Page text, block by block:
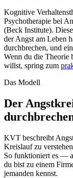
Kognitive
Psychotherapie bei
(Beck Institute).
der Angst am Leben
durchbrechen, und
Wenn du die Theorie
willst, spring zum
Das Modell
Der
KVT beschreibt
Kreislauf zu
So funktioniert es —
du bist zu einem
jemanden kennst.